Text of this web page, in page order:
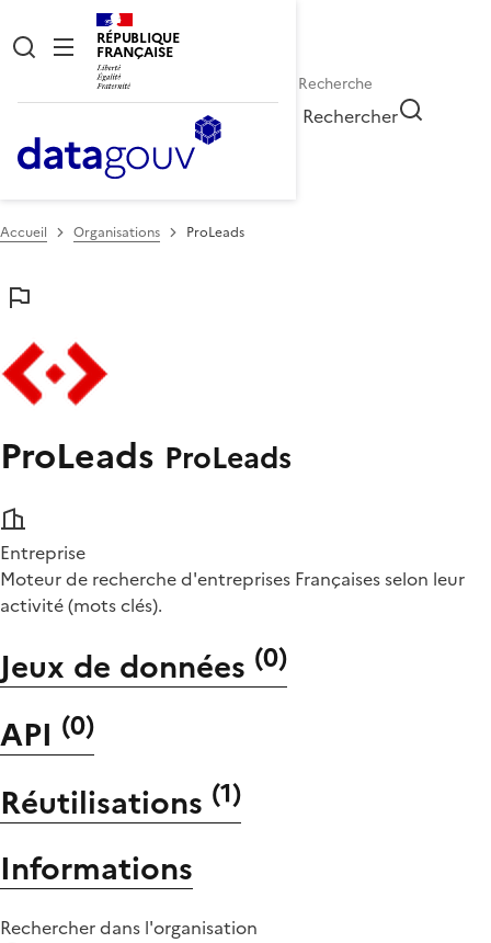
RÉPUBLIQUE
FRANÇAISE
Rechercher
Accueil Organisations ProLeads
ProLeads ProLeads
Entreprise
Moteur de recherche d'entreprises Françaises selon leur
activité (mots clés).
Jeux de données (0)
API (0)
Réutilisations (1)
Informations
Rechercher dans l'organisation